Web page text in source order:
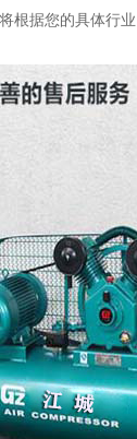
根据您的具体行